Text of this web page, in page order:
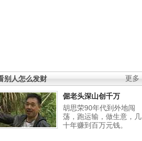
更多
别人怎么发财
倔老头深山创千万
胡思荣90年代到外地闯
荡，跑运输，做生意，几
十年赚到百万元钱。